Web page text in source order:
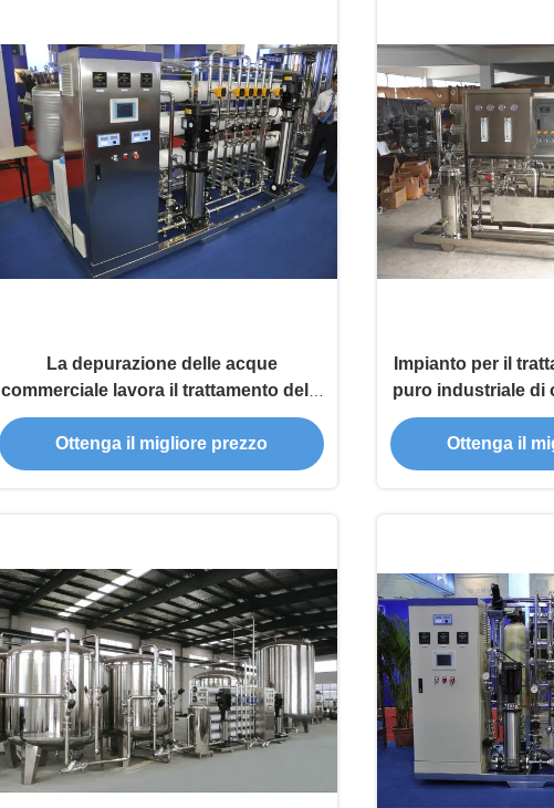
La depurazione delle acque
commerciale lavora il trattamento delle
acque a macchina di osmosi inversa
Ottenga il migliore prezzo
Impianto per il
puro industriale di
Ottenga il